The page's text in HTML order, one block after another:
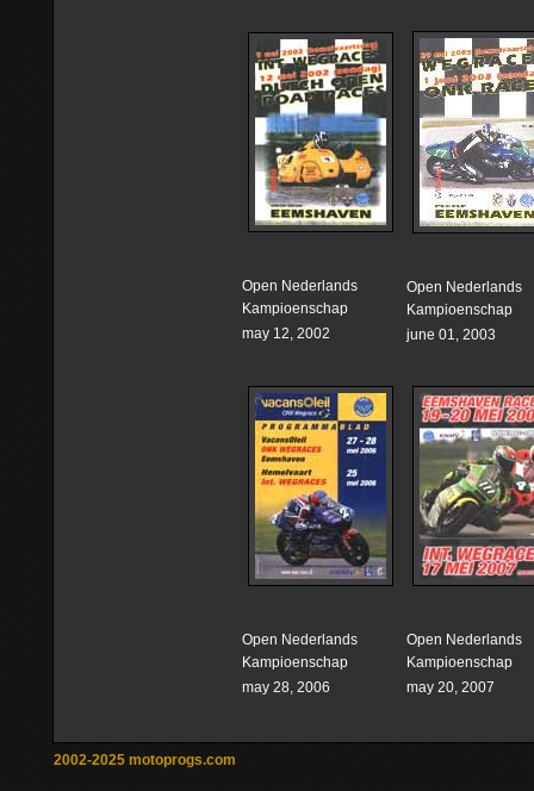
Open Nederlands
Kampioenschap
may 12, 2002
Open Nederlands
Kampioenschap
june 01, 2003
Open Nederlands
Kampioenschap
may 28, 2006
Open Nederlands
Kampioenschap
may 20, 2007
2002-2025 motoprogs.com